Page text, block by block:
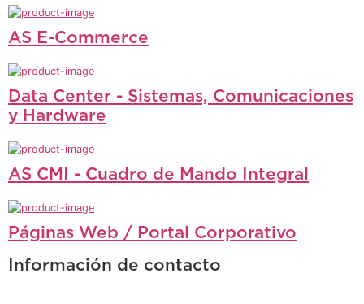
AS E-Commerce
Data Center - Sistemas, Comunicaciones
y Hardware
AS CMI - Cuadro de Mando Integral
Páginas Web / Portal Corporativo
Información de contacto